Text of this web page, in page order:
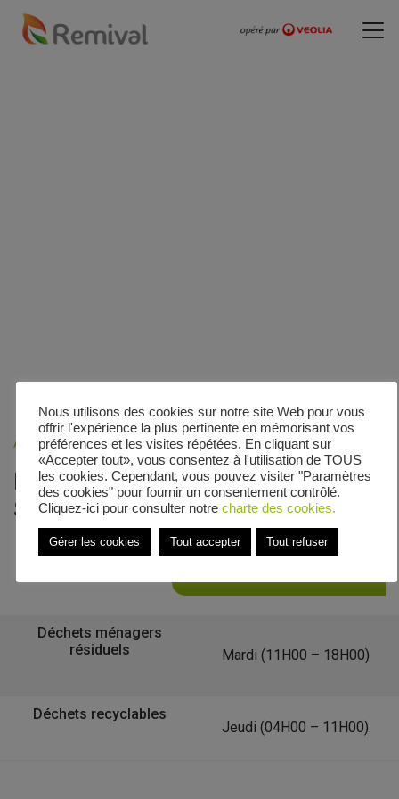
Accueil»Veolia - Zones de collecte»Rue Saint-Exupéry
Le calendrier de collecte de Rue
Saint-Exupéry
Déchets ménagers
résiduels
Mardi (11H00 – 18H00)
Déchets recyclables
Jeudi (04H00 – 11H00).
Nous utilisons des cookies sur notre site Web pour vous
offrir l'expérience la plus pertinente en mémorisant vos
préférences et les visites répétées. En cliquant sur
«Accepter tout», vous consentez à l'utilisation de TOUS
les cookies. Cependant, vous pouvez visiter "Paramètres
des cookies" pour fournir un consentement contrôlé.
Cliquez-ici pour consulter notre charte des cookies.
Gérer les cookies Tout accepter Tout refuser